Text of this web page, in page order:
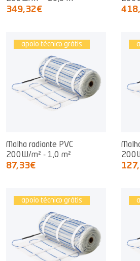
349,32€
apoio técnico grátis
Malha radiante PVC
200W/m² - 1,0 m²
87,33€
apoio técnico grátis